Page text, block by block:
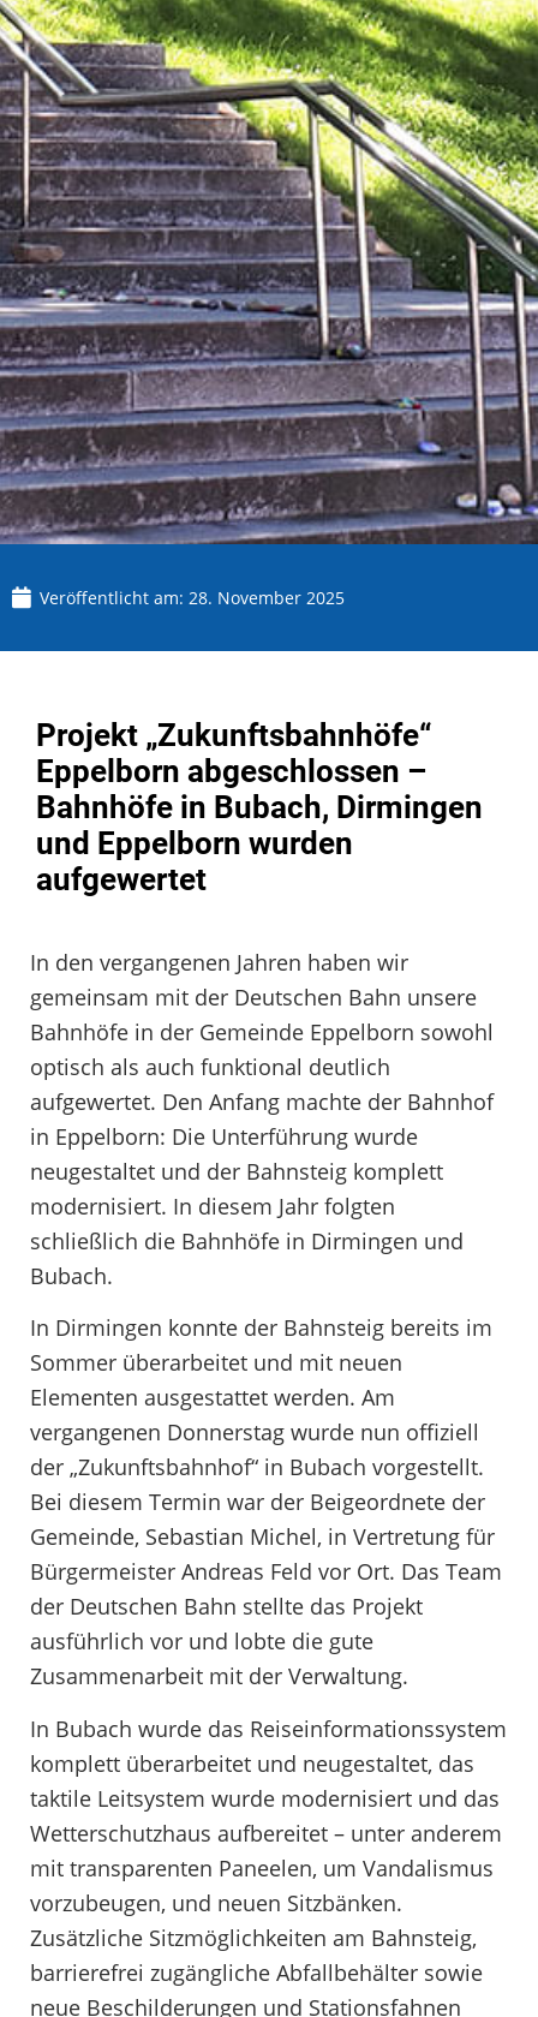
Veröffentlicht am: 28. November 2025
Projekt „Zukunftsbahnhöfe“
Eppelborn abgeschlossen –
Bahnhöfe in Bubach, Dirmingen
und Eppelborn wurden
aufgewertet
In den vergangenen Jahren haben wir
gemeinsam mit der Deutschen Bahn unsere
Bahnhöfe in der Gemeinde Eppelborn sowohl
optisch als auch funktional deutlich
aufgewertet. Den Anfang machte der Bahnhof
in Eppelborn: Die Unterführung wurde
neugestaltet und der Bahnsteig komplett
modernisiert. In diesem Jahr folgten
schließlich die Bahnhöfe in Dirmingen und
Bubach.
In Dirmingen konnte der Bahnsteig bereits im
Sommer überarbeitet und mit neuen
Elementen ausgestattet werden. Am
vergangenen Donnerstag wurde nun offiziell
der „Zukunftsbahnhof“ in Bubach vorgestellt.
Bei diesem Termin war der Beigeordnete der
Gemeinde, Sebastian Michel, in Vertretung für
Bürgermeister Andreas Feld vor Ort. Das Team
der Deutschen Bahn stellte das Projekt
ausführlich vor und lobte die gute
Zusammenarbeit mit der Verwaltung.
In Bubach wurde das Reiseinformationssystem
komplett überarbeitet und neugestaltet, das
taktile Leitsystem wurde modernisiert und das
Wetterschutzhaus aufbereitet – unter anderem
mit transparenten Paneelen, um Vandalismus
vorzubeugen, und neuen Sitzbänken.
Zusätzliche Sitzmöglichkeiten am Bahnsteig,
barrierefrei zugängliche Abfallbehälter sowie
neue Beschilderungen und Stationsfahnen